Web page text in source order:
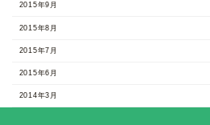
2015年9月
2015年8月
2015年7月
2015年6月
2014年3月